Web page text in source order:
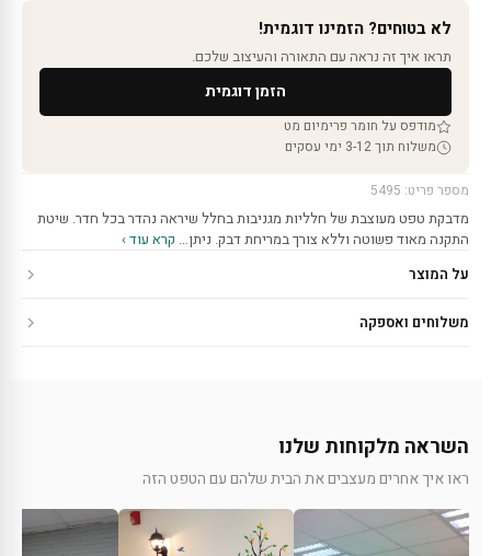
לא בטוחים? הזמינו דוגמית!
תראו איך זה נראה עם התאורה והעיצוב שלכם.
הזמן דוגמית
מודפס על חומר פרימיום מט
משלוח תוך 3-12 ימי עסקים
מספר פריט: 5495
מדבקת טפט מעוצבת של חלליות מגניבות בחלל שיראה נהדר בכל חדר. שיטת
התקנה מאוד פשוטה וללא צורך במריחת דבק. ניתן… קרא עוד ›
על המוצר
משלוחים ואספקה
השראה מלקוחות שלנו
ראו איך אחרים מעצבים את הבית שלהם עם הטפט הזה